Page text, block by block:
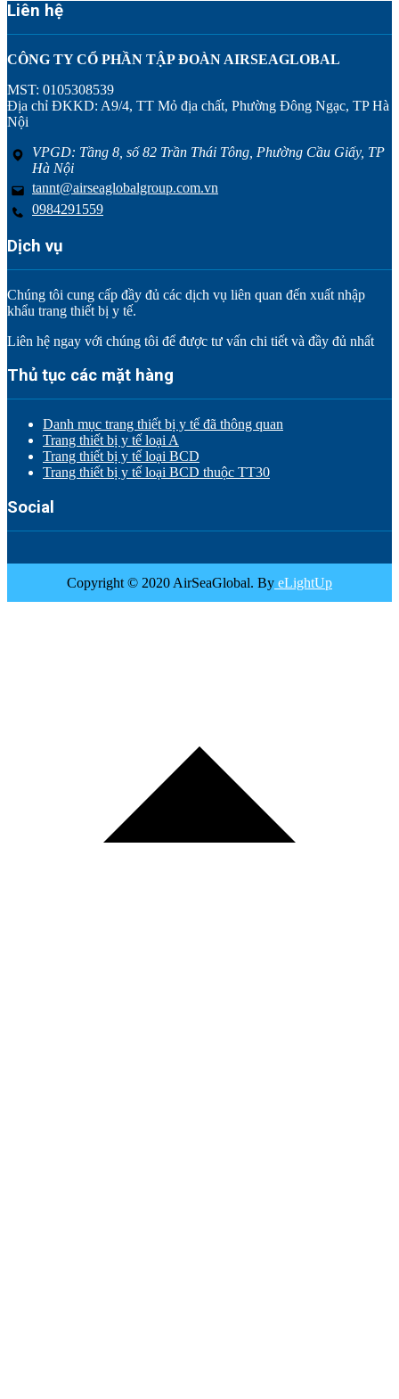
Liên hệ
CÔNG TY CỔ PHẦN TẬP ĐOÀN AIRSEAGLOBAL
MST: 0105308539
Địa chỉ ĐKKD: A9/4, TT Mỏ địa chất, Phường Đông Ngạc, TP Hà
Nội
VPGD: Tầng 8, số 82 Trần Thái Tông, Phường Cầu Giấy, TP
Hà Nội
tannt@airseaglobalgroup.com.vn
0984291559
Dịch vụ
Chúng tôi cung cấp đầy đủ các dịch vụ liên quan đến xuất nhập
khẩu trang thiết bị y tế.
Liên hệ ngay với chúng tôi để được tư vấn chi tiết và đầy đủ nhất
Thủ tục các mặt hàng
Danh mục trang thiết bị y tế đã thông quan
Trang thiết bị y tế loại A
Trang thiết bị y tế loại BCD
Trang thiết bị y tế loại BCD thuộc TT30
Social
Copyright © 2020 AirSeaGlobal. By eLightUp